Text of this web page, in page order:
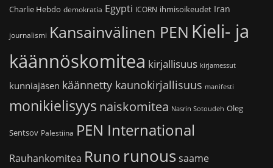
Charlie Hebdo demokratia Egypti ICORN ihmisoikeudet Iran
journalismi Kansainvälinen PEN Kieli- ja
käännöskomitea kirjallisuus kirjamessut
kunniajäsen käännetty kaunokirjallisuus manifesti
monikielisyys naiskomitea Nasrin Sotoudeh Oleg
Sentsov Palestiina PEN International
Rauhankomitea Runo runoussaame